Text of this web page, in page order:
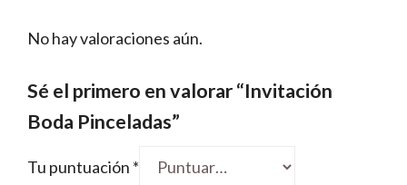
No hay valoraciones aún.
Sé el primero en valorar “Invitación
Boda Pinceladas”
Tu puntuación *